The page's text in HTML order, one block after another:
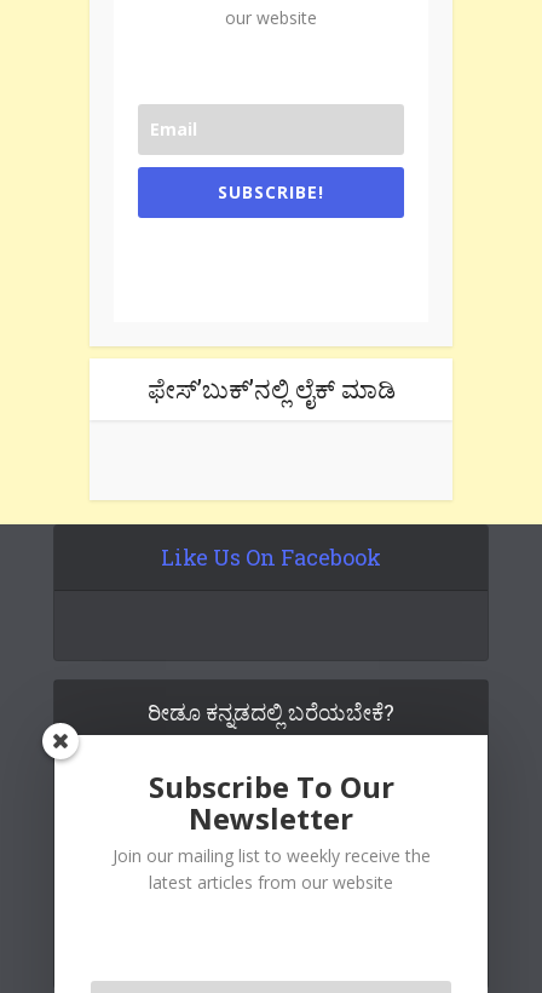
our website
SUBSCRIBE!
ಫೇಸ್’ಬುಕ್’ನಲ್ಲಿ ಲೈಕ್ ಮಾಡಿ
Like Us On Facebook
ರೀಡೂ ಕನ್ನಡದಲ್ಲಿ ಬರೆಯಬೇಕೆ?
Subscribe To Our
Newsletter
Join our mailing list to weekly receive the
latest articles from our website